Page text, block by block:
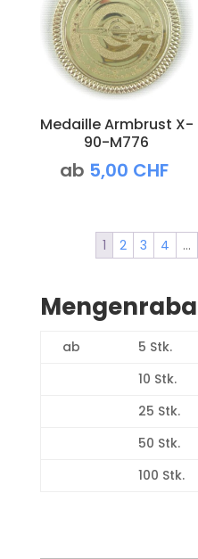
Medaille Armbrust X-
90-M776
ab 5,00 CHF
1 2 3 4 …
ab 5 Stk.
10 Stk.
25 Stk.
50 Stk.
100 Stk.